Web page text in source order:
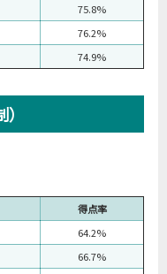
75.8%
76.2%
74.9%
得点率
64.2%
66.7%